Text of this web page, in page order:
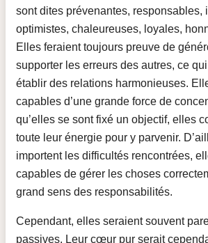
sont dites prévenantes, responsables,
optimistes, chaleureuses, loyales,
Elles feraient toujours preuve de
supporter les erreurs des autres, ce
établir des relations harmonieuses.
capables d’une grande force de
qu’elles se sont fixé un objectif, elles
toute leur énergie pour y parvenir.
importent les difficultés rencontrées,
capables de gérer les choses
grand sens des responsabilités.
Cependant, elles seraient souvent
passives. Leur cœur pur serait